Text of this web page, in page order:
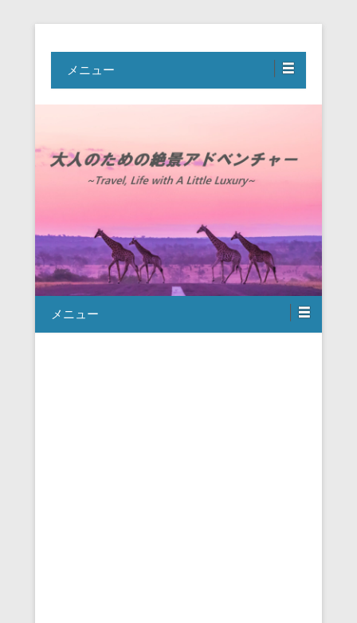
大人のための絶景アドベンチャー
メニュー
メニュー